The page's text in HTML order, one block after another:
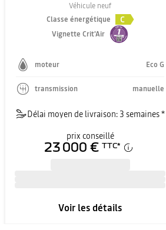
Véhicule neuf
Classe énergétique
C
Vignette Crit'Air
moteur Eco G
transmission manuelle
Délai moyen de livraison: 3 semaines *
prix conseillé
23 000 € TTC*
Voir les détails